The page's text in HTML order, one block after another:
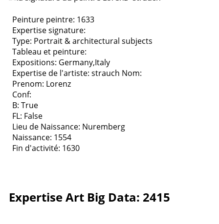
Peinture peintre: 1633
Expertise signature:
Type: Portrait & architectural subjects
Tableau et peinture:
Expositions: Germany,Italy
Expertise de l'artiste: strauch Nom:
Prenom: Lorenz
Conf:
B: True
FL: False
Lieu de Naissance: Nuremberg
Naissance: 1554
Fin d'activité: 1630
Expertise Art Big Data: 2415